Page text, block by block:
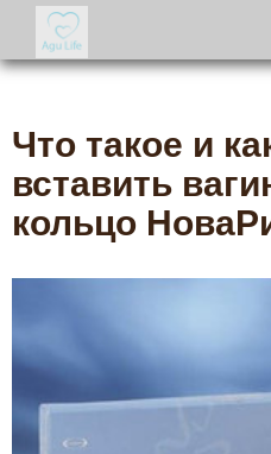
Что такое и
вставить
кольцо